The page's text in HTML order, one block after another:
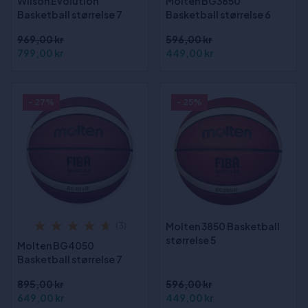
Basketball størrelse 7
969,00 kr
799,00 kr
Basketball størrelse 6
596,00 kr
449,00 kr
Molten BG4050
Basketball størrelse 7
895,00 kr
649,00 kr
Molten 3850 Basketball
størrelse 5
596,00 kr
449,00 kr